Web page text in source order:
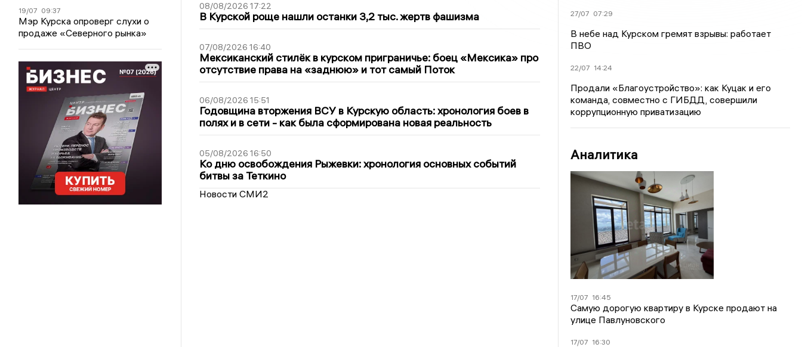
19/07 09:37
Мэр Курска опроверг слухи о
продаже «Северного рынка»
08/08/2026 17:22
В Курской роще нашли останки 3,2 тыс. жертв фашизма
07/08/2026 16:40
Мексиканский стилёк в курском приграничье: боец «Мексика» про
отсутствие права на «заднюю» и тот самый Поток
06/08/2026 15:51
Годовщина вторжения ВСУ в Курскую область: хронология боев в
полях и в сети - как была сформирована новая реальность
05/08/2026 16:50
Ко дню освобождения Рыжевки: хронология основных событий
битвы за Теткино
Новости СМИ2
27/07 07:29
В небе над Курском гремят взрывы: работает
ПВО
22/07 14:24
Продали «Благоустройство»: как Куцак и его
команда, совместно с ГИБДД, совершили
коррупционную приватизацию
Аналитика
17/07 16:45
Самую дорогую квартиру в Курске продают на
улице Павлуновского
17/07 16:30